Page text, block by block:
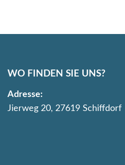
WO FINDEN SIE UNS?
Adresse:
Jierweg 20, 27619 Schiffdorf